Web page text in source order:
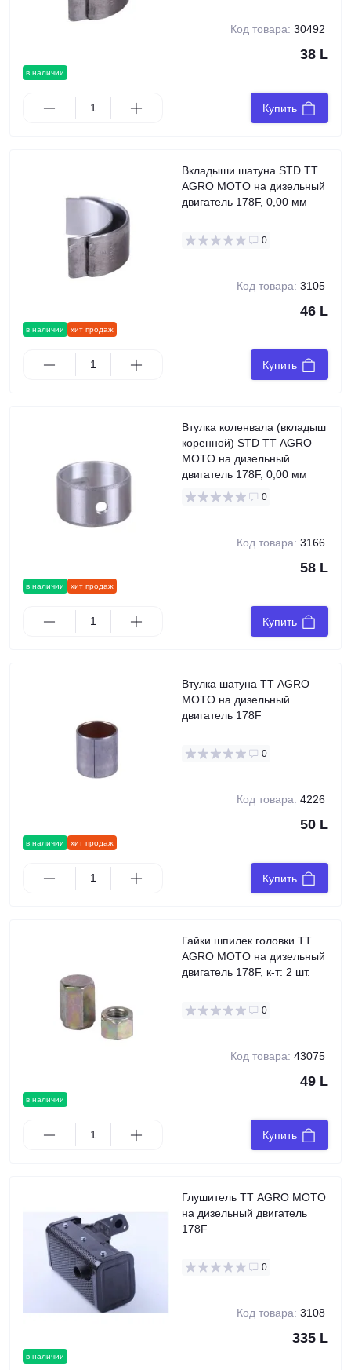
в наличии
Код товара: 30492
38 L
Купить
в наличии хит продаж
Вкладыши шатуна STD TT
AGRO MOTO на дизельный
двигатель 178F, 0,00 мм
0
Код товара: 3105
46 L
Купить
в наличии хит продаж
Втулка коленвала (вкладыш
коренной) STD TT AGRO
MOTO на дизельный
двигатель 178F, 0,00 мм
0
Код товара: 3166
58 L
Купить
в наличии хит продаж
Втулка шатуна TT AGRO
MOTO на дизельный
двигатель 178F
0
Код товара: 4226
50 L
Купить
в наличии
Гайки шпилек головки TT
AGRO MOTO на дизельный
двигатель 178F, к-т: 2 шт.
0
Код товара: 43075
49 L
Купить
в наличии
Глушитель TT AGRO MOTO
на дизельный двигатель
178F
0
Код товара: 3108
335 L